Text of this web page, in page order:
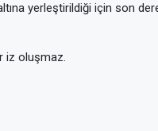
yerleştirildiği için son
iz oluşmaz.